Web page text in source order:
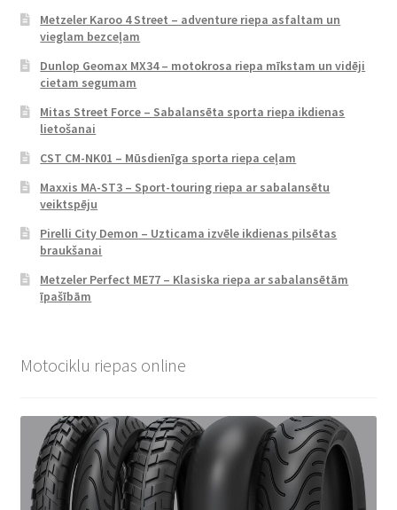
Metzeler Karoo 4 Street – adventure riepa asfaltam un
vieglam bezceļam
Dunlop Geomax MX34 – motokrosa riepa mīkstam un vidēji
cietam segumam
Mitas Street Force – Sabalansēta sporta riepa ikdienas
lietošanai
CST CM-NK01 – Mūsdienīga sporta riepa ceļam
Maxxis MA-ST3 – Sport-touring riepa ar sabalansētu
veiktspēju
Pirelli City Demon – Uzticama izvēle ikdienas pilsētas
braukšanai
Metzeler Perfect ME77 – Klasiska riepa ar sabalansētām
īpašībām
Motociklu riepas online